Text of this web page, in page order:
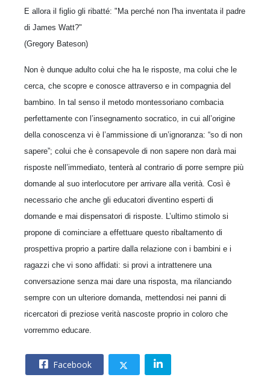
E allora il figlio gli ribatté: "Ma perché non l'ha inventata il padre
di James Watt?"
(Gregory Bateson)
Non è dunque adulto colui che ha le risposte, ma colui che le
cerca, che scopre e conosce attraverso e in compagnia del
bambino. In tal senso il metodo montessoriano combacia
perfettamente con l’insegnamento socratico, in cui all’origine
della conoscenza vi è l’ammissione di un’ignoranza: “so di non
sapere”; colui che è consapevole di non sapere non darà mai
risposte nell’immediato, tenterà al contrario di porre sempre più
domande al suo interlocutore per arrivare alla verità. Così è
necessario che anche gli educatori diventino esperti di
domande e mai dispensatori di risposte. L’ultimo stimolo si
propone di cominciare a effettuare questo ribaltamento di
prospettiva proprio a partire dalla relazione con i bambini e i
ragazzi che vi sono affidati: si provi a intrattenere una
conversazione senza mai dare una risposta, ma rilanciando
sempre con un ulteriore domanda, mettendosi nei panni di
ricercatori di preziose verità nascoste proprio in coloro che
vorremmo educare.
Facebook